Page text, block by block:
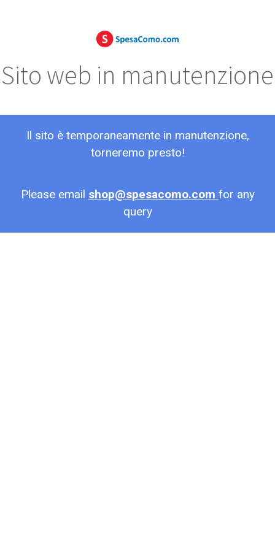
Sito web in manutenzione
Il sito è temporaneamente in manutenzione,
torneremo presto!
Please email shop@spesacomo.com for any
query